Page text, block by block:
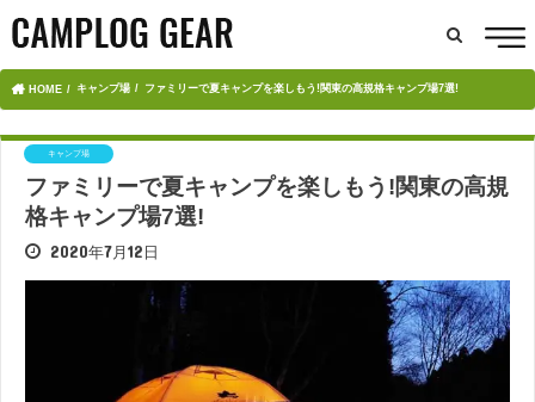
HOME キャンプ場 ファミリーで夏キャンプを楽しもう!関東の高規格キャンプ場7選!
キャンプ場
ファミリーで夏キャンプを楽しもう!関東の高規
格キャンプ場7選!
2020年7月12日